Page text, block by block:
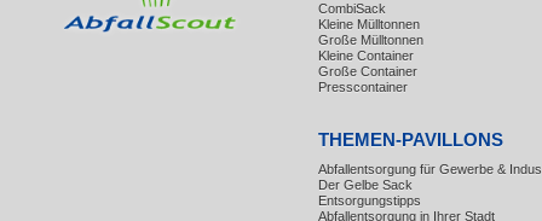
CombiSack
Kleine Mülltonnen
Große Mülltonnen
Kleine Container
Große Container
Presscontainer
THEMEN-PAVILLONS
Abfallentsorgung für Gewerbe &
Der Gelbe Sack
Entsorgungstipps
Abfallentsorgung in Ihrer Stadt